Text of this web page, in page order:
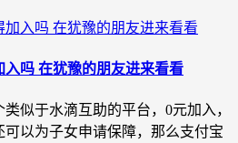
入吗 在犹豫的朋友进来看看
似于水滴互助的平台，0元加入，
可以为子女申请保障，那么支付宝